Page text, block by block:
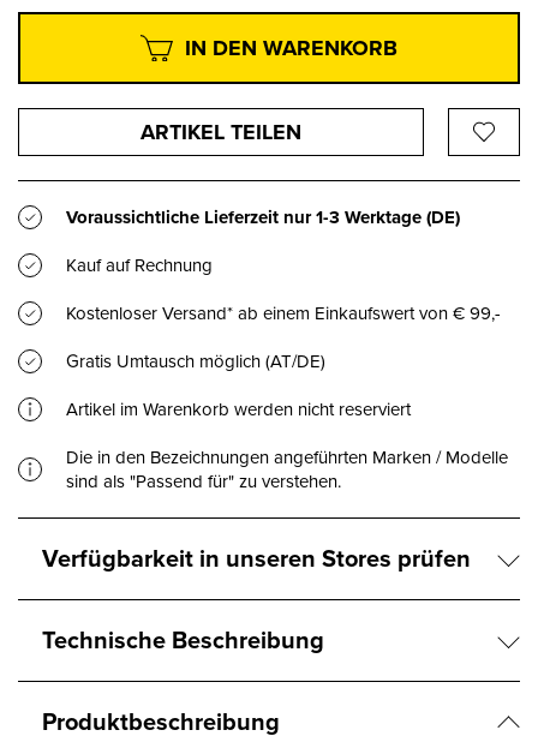
IN DEN WARENKORB
ARTIKEL TEILEN
Voraussichtliche Lieferzeit nur1-3 Werktage(DE)
Kauf auf Rechnung
Kostenloser Versand* ab einem Einkaufswert von € 99,-
Gratis Umtausch möglich (AT/DE)
Artikel im Warenkorb werden nicht reserviert
Die in den Bezeichnungen angeführten Marken / Modelle
sind als "Passend für" zu verstehen.
Verfügbarkeit in unseren Stores prüfen
Technische Beschreibung
Produktbeschreibung